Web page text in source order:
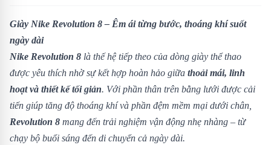
Giày Nike Revolution 8 – Êm ái từng bước, thoáng khí suốt
ngày dài
Nike Revolution 8 là thế hệ tiếp theo của dòng giày thể thao
được yêu thích nhờ sự kết hợp hoàn hảo giữa thoải mái, linh
hoạt và thiết kế tối giản. Với phần thân trên bằng lưới được cải
tiến giúp tăng độ thoáng khí và phần đệm mềm mại dưới chân,
Revolution 8 mang đến trải nghiệm vận động nhẹ nhàng – từ
chạy bộ buổi sáng đến di chuyển cả ngày dài.